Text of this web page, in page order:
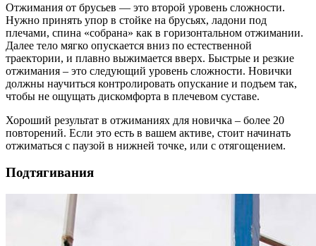
Отжимания от брусьев — это второй уровень сложности.
Нужно принять упор в стойке на брусьях, ладони под
плечами, спина «собрана» как в горизонтальном отжимании.
Далее тело мягко опускается вниз по естественной
траектории, и плавно выжимается вверх. Быстрые и резкие
отжимания – это следующий уровень сложности. Новички
должны научиться контролировать опускание и подъем так,
чтобы не ощущать дискомфорта в плечевом суставе.
Хороший результат в отжиманиях для новичка – более 20
повторений. Если это есть в вашем активе, стоит начинать
отжиматься с паузой в нижней точке, или с отягощением.
Подтягивания